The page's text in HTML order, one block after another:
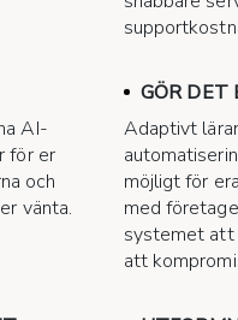
AI-
för er
och
vänta.
GÖR DET
Adaptivt
möjligt för
med
systemet att
att